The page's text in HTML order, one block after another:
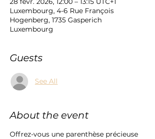
Luxembourg, 4-6 Rue François
Hogenberg, 1735 Gasperich
Luxembourg
Guests
See All
About the event
Offrez-vous une parenthèse précieuse